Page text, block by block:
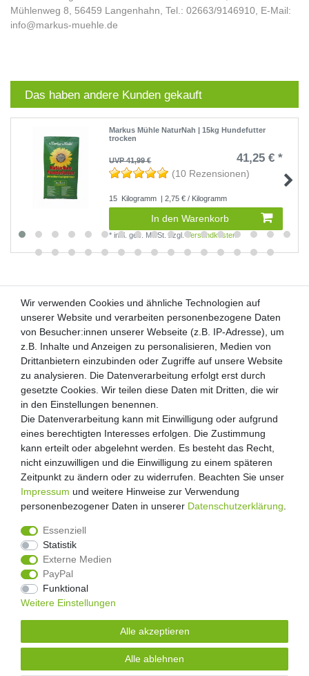
Mühlenweg 8, 56459 Langenhahn, Tel.: 02663/9146910, E-Mail:
info@markus-muehle.de
Das haben andere Kunden gekauft
Markus Mühle NaturNah | 15kg Hundefutter
trocken
UVP 41,99 € 41,25 € *
(10 Rezensionen)
15 Kilogramm | 2,75 € / Kilogramm
In den Warenkorb
*inkl. ges. MwSt. zzgl. Versandkosten
Kunden-Anfragen: info@zooheld.de
Über uns
Zahlung und Versand
Retouren
Zooheld Blog
Widerrufsrecht
Vertrag widerrufen
Geschäftsbedingungen
Impressum
Unsere Artikel sind gelistet auf:
© Copyright 2026 | Alle Rechte vorbehalten.
Alle Preise inklusive gesetzlicher Mehrwertsteuer und zuzüglich
Wir verwenden Cookies und ähnliche Technologien auf
unserer Website und verarbeiten personenbezogene Daten
von Besucher:innen unserer Webseite (z.B. IP-Adresse), um
z.B. Inhalte und Anzeigen zu personalisieren, Medien von
Drittanbietern einzubinden oder Zugriffe auf unsere Website
zu analysieren. Die Datenverarbeitung erfolgt erst durch
gesetzte Cookies. Wir teilen diese Daten mit Dritten, die wir
in den Einstellungen benennen.
Die Datenverarbeitung kann mit Einwilligung oder aufgrund
eines berechtigten Interesses erfolgen. Die Zustimmung
kann erteilt oder abgelehnt werden. Es besteht das Recht,
nicht einzuwilligen und die Einwilligung zu einem späteren
Zeitpunkt zu ändern oder zu widerrufen. Beachten Sie unser
Impressum und weitere Hinweise zur Verwendung
personenbezogener Daten in unserer Daten­schutz­erklärung
Essenziell
Statistik
Externe Medien
PayPal
Funktional
Weitere Einstellungen
Alle akzeptieren
Alle ablehnen
Wir verwenden Cookies und ähnliche Technologien auf
unserer Website und verarbeiten personenbezogene Daten
von Besucher:innen unserer Webseite (z.B. IP-Adresse), um
z.B. Inhalte und Anzeigen zu personalisieren, Medien von
Drittanbietern einzubinden oder Zugriffe auf unsere Website
zu analysieren. Die Datenverarbeitung erfolgt erst durch
gesetzte Cookies. Wir teilen diese Daten mit Dritten, die wir
in den Einstellungen benennen.
Die Datenverarbeitung kann mit Einwilligung oder aufgrund
eines berechtigten Interesses erfolgen. Die Zustimmung
kann erteilt oder abgelehnt werden. Es besteht das Recht,
nicht einzuwilligen und die Einwilligung zu einem späteren
Zeitpunkt zu ändern oder zu widerrufen. Beachten Sie unser
Impressum und weitere Hinweise zur Verwendung
personenbezogener Daten in unserer Daten­schutz­erklärung
Essenziell
Statistik
Externe Medien
PayPal
Funktional
Weitere Einstellungen
Alle akzeptieren
Alle ablehnen